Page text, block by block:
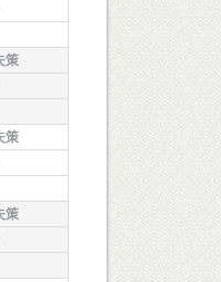
策
策
策